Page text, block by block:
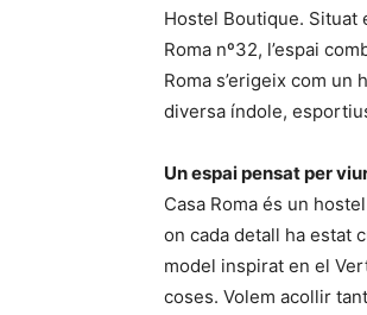
Hostel Boutique. Situat
Roma nº32, l’espai
Roma s’erigeix com
diversa índole,
Un espai pensat per
Casa Roma és un
on cada detall ha estat
model inspirat en el
coses. Volem acollir